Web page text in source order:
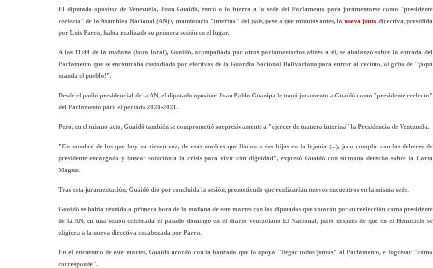
El diputado opositor de Venezuela, Juan Guaidó, entró a la fuerza a la sede del Parlamento para juramentarse como "presidente
reelecto" de la Asamblea Nacional (AN) y mandatario "interino" del país, pese a que minutos antes, la nueva junta directiva, presidida
por Luis Parra, había realizado su primera sesión en el lugar.
A las 11:44 de la mañana (hora local), Guaidó, acompañado por otros parlamentarios afines a él, se abalanzó sobre la entrada del
Parlamento que se encontraba custodiada por efectivos de la Guardia Nacional Bolivariana para entrar al recinto, al grito de "¡aquí
manda el pueblo!".
Desde el podio presidencial de la AN, el diputado opositor Juan Pablo Guanipa le tomó juramento a Guaidó como "presidente reelecto"
del Parlamento para el período 2020-2021.
Pero, en el mismo acto, Guaidó también se comprometió sorpresivamente a "ejercer de manera interina" la Presidencia de Venezuela.
"En nombre de los que hoy no tienen voz, de esas madres que lloran a sus hijos en la lejanía (...), juro cumplir con los deberes de
presidente encargado y buscar solución a la crisis para vivir con dignidad", expresó Guaidó con su mano derecha sobre la Carta
Magna.
Tras esta juramentación, Guaidó dio por concluida la sesión, prometiendo que realizarían nuevos encuentros en la misma sede.
Guaidó se había reunido a primera hora de la mañana de este martes con los diputados que votaron por su reelección como presidente
de la AN, en una sesión celebrada el pasado domingo en el diario venezolano El Nacional, justo después de que en el Hemiciclo se
eligiera a la nueva directiva encabezada por Parra.
En el encuentro de este martes, Guaidó acordó con la bancada que lo apoya "llegar todos juntos" al Parlamento, e ingresar "como
corresponde".